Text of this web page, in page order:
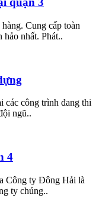
Cung cấp toàn
nhất. Phát..
các công trình đang thi
ngũ..
4
Công ty Đông Hải là
ty chúng..